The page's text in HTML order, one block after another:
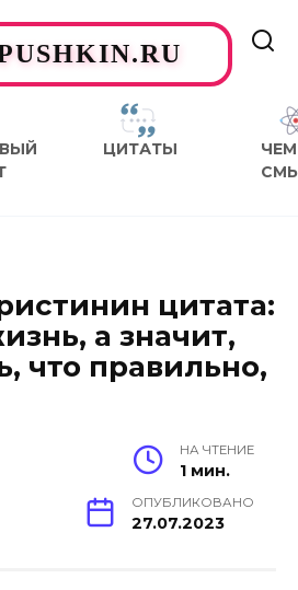
ЦИТАТЫ
ЧЕМ
цитата:
а значит,
что правильно,
НА ЧТЕНИЕ
1 мин.
ОПУБЛИКОВАНО
27.07.2023